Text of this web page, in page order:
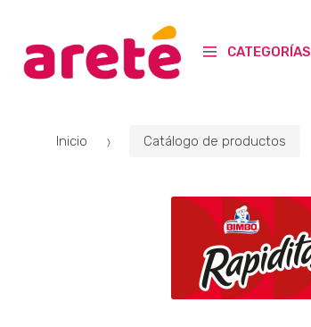
CATEGORÍAS
Inicio Catálogo de productos